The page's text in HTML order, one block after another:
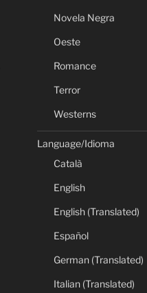
Novela Negra
Oeste
Romance
Terror
Westerns
Language/Idioma
Català
English
English (Translated)
Español
German (Translated)
Italian (Translated)